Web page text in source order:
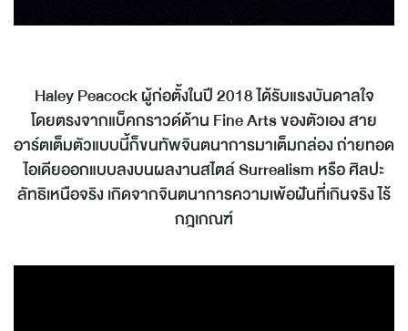
Haley Peacock ผู้ก่อตั้งในปี 2018 ได้รับแรงบันดาลใจ
โดยตรงจากแบ็คกราวด์ด้าน Fine Arts ของตัวเอง สาย
อาร์ตเต็มตัวแบบนี้ก็ขนทัพจินตนาการมาเต็มกล่อง ถ่ายทอด
ไอเดียออกแบบลงบนผลงานสไตล์ Surrealism หรือ ศิลปะ
ลัทธิเหนือจริง เกิดจากจินตนาการความเพ้อฝันที่เกินจริง ไร้
กฎเกณฑ์